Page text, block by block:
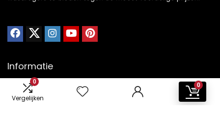
0
Vergelijken
0
Informatie
Contact
Klantenservice